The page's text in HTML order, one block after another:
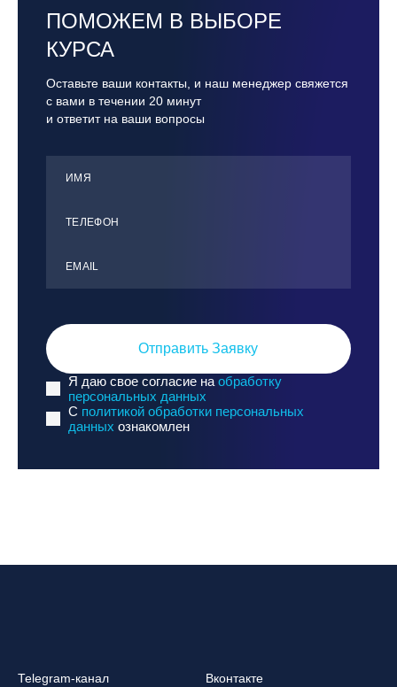
ПОМОЖЕМ В ВЫБОРЕ
КУРСА
Оставьте ваши контакты, и наш менеджер свяжется
с вами в течении 20 минут
и ответит на ваши вопросы
ИМЯ
ТЕЛЕФОН
ЕMАIL
Отправить Заявку
Я даю свое согласие на обработку
персональных данных
C политикой обработки персональных
данных ознакомлен
Telegram-канал Вконтакте